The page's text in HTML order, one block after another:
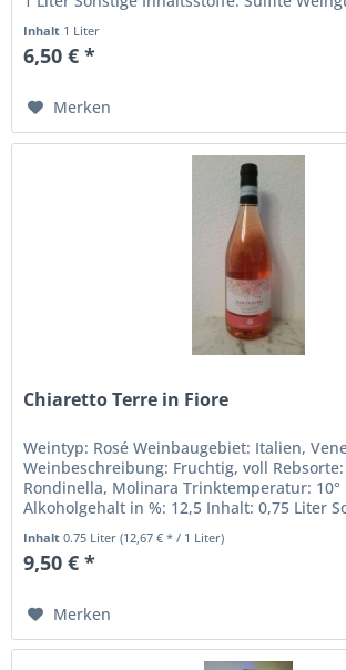
Pizzolato Das...
Inhalt 1 Liter
6,50 € *
Merken
Chiaretto Terre in Fiore
Weintyp: Rosé Weinbaugebiet: Italien,
Weinbeschreibung: Fruchtig, voll
Rondinella, Molinara Trinktemperatur: 10°
Alkoholgehalt in %: 12,5 Inhalt: 0,75 Liter
Inhalt0.75 Liter(12,67 € * / 1 Liter)
9,50 € *
Merken